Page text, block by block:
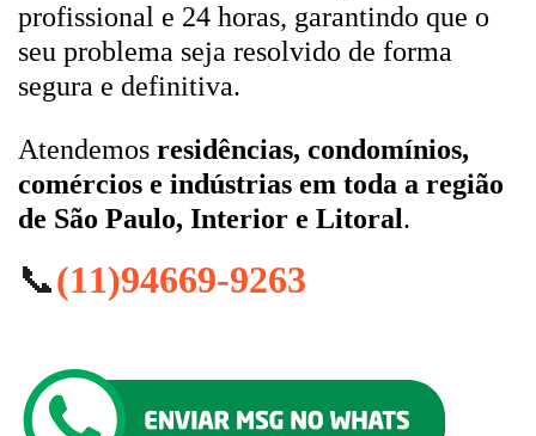
profissional e 24 horas, garantindo que o
seu problema seja resolvido de forma
segura e definitiva.
Atendemos residências, condomínios,
comércios e indústrias em toda a região
de São Paulo, Interior e Litoral.
📞(11)94669-9263